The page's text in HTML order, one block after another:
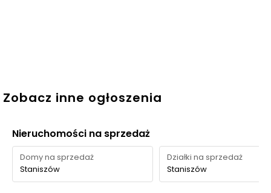
Zobacz inne ogłoszenia
Nieruchomości na sprzedaż
Domy na sprzedaż
Staniszów
Działki na sprzedaż
Staniszów